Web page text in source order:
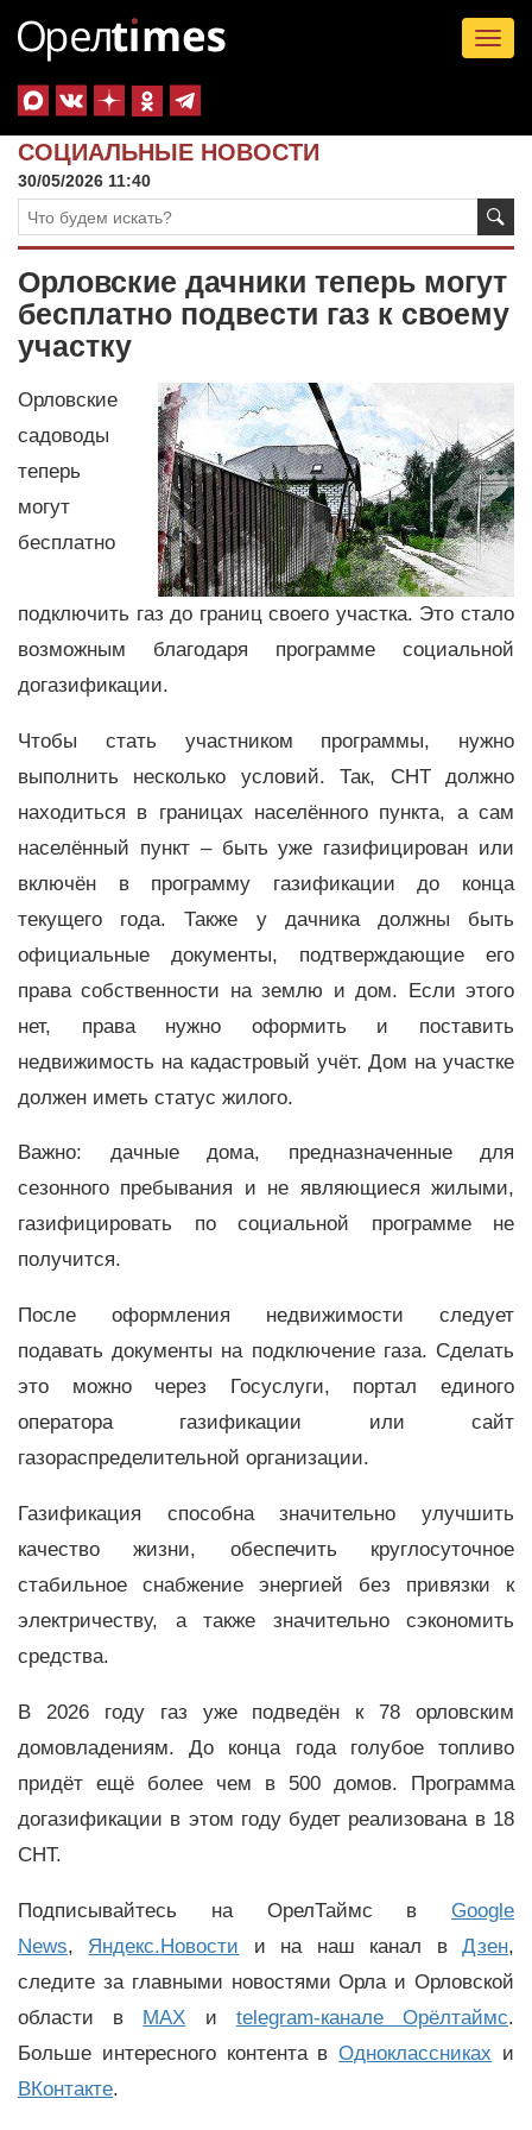
СОЦИАЛЬНЫЕ НОВОСТИ
30/05/2026 11:40
Орловские дачники теперь могут
бесплатно подвести газ к своему
участку
Орловские
садоводы
теперь
могут
бесплатно
подключить газ до границ своего участка. Это стало
возможным благодаря программе социальной
догазификации.
Чтобы стать участником программы, нужно
выполнить несколько условий. Так, СНТ должно
находиться в границах населённого пункта, а сам
населённый пункт – быть уже газифицирован или
включён в программу газификации до конца
текущего года. Также у дачника должны быть
официальные документы, подтверждающие его
права собственности на землю и дом. Если этого
нет, права нужно оформить и поставить
недвижимость на кадастровый учёт. Дом на участке
должен иметь статус жилого.
Важно: дачные дома, предназначенные для
сезонного пребывания и не являющиеся жилыми,
газифицировать по социальной программе не
получится.
После оформления недвижимости следует
подавать документы на подключение газа. Сделать
это можно через Госуслуги, портал единого
оператора газификации или сайт
газораспределительной организации.
Газификация способна значительно улучшить
качество жизни, обеспечить круглосуточное
стабильное снабжение энергией без привязки к
электричеству, а также значительно сэкономить
средства.
В 2026 году газ уже подведён к 78 орловским
домовладениям. До конца года голубое топливо
придёт ещё более чем в 500 домов. Программа
догазификации в этом году будет реализована в 18
СНТ.
Подписывайтесь на ОрелТаймс в Google
News, Яндекс.Новости и на наш канал вДзен,
следите за главными новостями Орла и Орловской
области в MAX и telegram-канале Орёлтаймс.
Больше интересного контента вОдноклассниках и
ВКонтакте.